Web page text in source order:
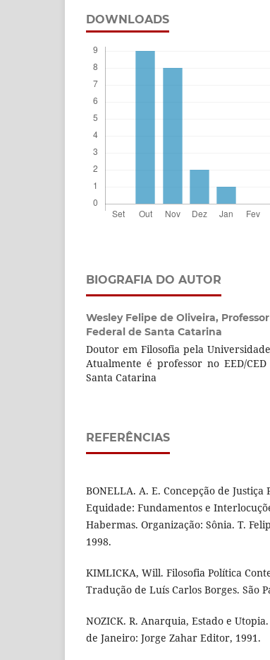
DOWNLOADS
BIOGRAFIA DO AUTOR
Wesley Felipe de Oliveira,
Federal de Santa Catarina
Doutor em Filosofia pela
Atualmente é professor no EED/
Santa Catarina
REFERÊNCIAS
BONELLA. A. E. Concepção de
Equidade: Fundamentos e
Habermas. Organização: Sônia. T.
1998.
KIMLICKA, Will. Filosofia Política
Tradução de Luís Carlos Borges. São
NOZICK. R. Anarquia, Estado e
de Janeiro: Jorge Zahar Editor, 1991.